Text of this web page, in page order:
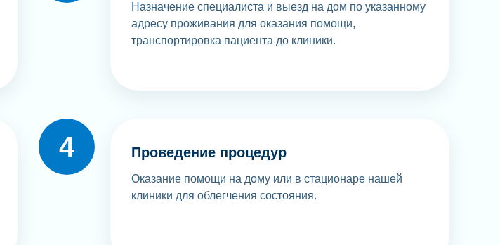
Назначение специалиста и выезд на дом по указанному
адресу проживания для оказания помощи,
транспортировка пациента до клиники.
Проведение процедур
Оказание помощи на дому или в стационаре нашей
клиники для облегчения состояния.